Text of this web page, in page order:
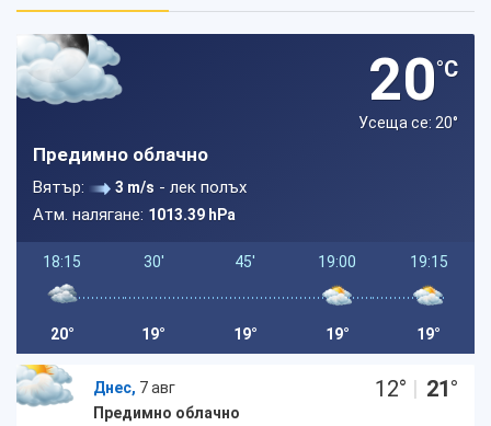
20°C
Усеща се: 20°
Предимно облачно
Вятър: 3 m/s - лек полъх
Атм. налягане: 1013.39 hPa
18:15
20°
30'
19°
45'
19°
19:00
19°
19:15
19°
Днес, 7 авг
Предимно облачно
12° | 21°